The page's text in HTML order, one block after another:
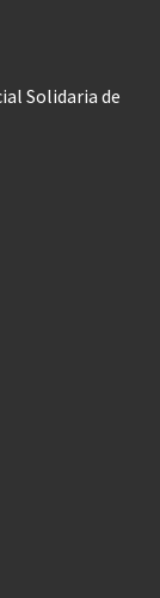
Solidaria de